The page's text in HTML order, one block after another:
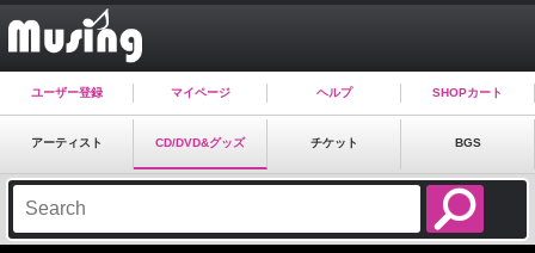
ユーザー登録 マイページ ヘルプ SHOPカート
アーティスト CD/DVD&グッズ チケット BGS